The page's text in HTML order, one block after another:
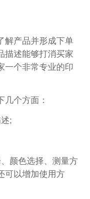
解产品并形成下单
描述能够打消买家
一个非常专业的印
几个方面：
;
颜色选择、测量方
可以增加使用方